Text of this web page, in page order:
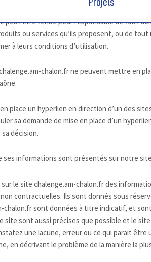
en connexion avec ses sites internet.
être tenue pour responsable de tout
ou services qu’ils proposent, ou de
à leurs conditions d’utilisation.
chalon.fr ne peuvent mettre en
place un hyperlien en direction d’un des
sa demande de mise en place d’un
décision.
ses informations sont présentés sur notre
le site chalenge.am-chalon.fr des
contractuelles. Ils sont donnés sous
sont données à titre indicatif, et
sont aussi précises que possible et le
une lacune, erreur ou ce qui parait
en décrivant le problème de la manière la